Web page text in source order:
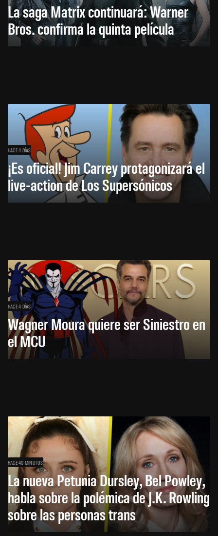
La saga Matrix continuará: Warner
Bros. confirma la quinta película
HACE 4 DÍAS
¡Es oficial! Jim Carrey protagonizará el
live-action de Los Supersónicos
HACE 4 DÍAS
Wagner Moura quiere ser Siniestro en
el MCU
HACE 40 MINUTOS
La nueva Petunia Dursley, Bel Powley,
habla sobre la polémica de J.K. Rowling
sobre las personas trans